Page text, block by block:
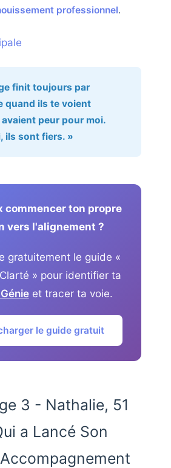
professionnel.
finit toujours par
quand ils te voient
peur pour moi.
ils sont fiers. »
commencer ton propre
vers l'alignement ?
gratuitement le guide «
» pour identifier ta
et tracer ta voie.
le guide gratuit
3 - Nathalie, 51
a Lancé Son